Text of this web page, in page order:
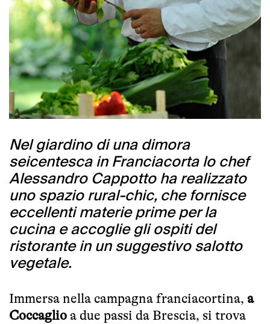
Nel giardino di una dimora
seicentesca in Franciacorta lo chef
Alessandro Cappotto ha realizzato
uno spazio rural-chic, che fornisce
eccellenti materie prime per la
cucina e accoglie gli ospiti del
ristorante in un suggestivo salotto
vegetale.
Immersa nella campagna franciacortina, a
Coccaglio a due passi da Brescia, si trova